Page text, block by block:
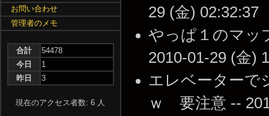
29 (金) 02:32:37
やっぱ１のマッ
2010-01-29 (金)
エレベーターで
ｗ 要注意 --
お問い合わせ
管理者のメモ
合計
54478
今日
1
昨日
3
現在のアクセス者数: 6 人